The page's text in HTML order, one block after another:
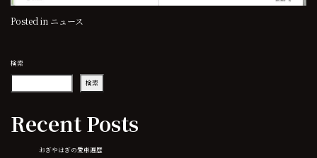
Posted in ニュース
検索
検索
Recent Posts
おぎやはぎの愛車遍歴